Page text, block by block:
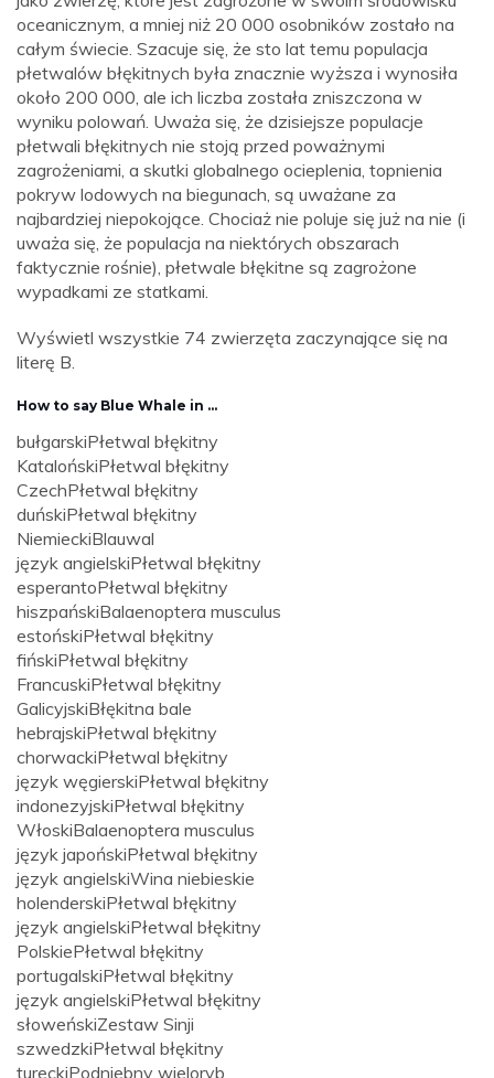
oceanicznym, a mniej niż 20 000 osobników zostało na
całym świecie. Szacuje się, że sto lat temu populacja
płetwalów błękitnych była znacznie wyższa i wynosiła
około 200 000, ale ich liczba została zniszczona w
wyniku polowań. Uważa się, że dzisiejsze populacje
płetwali błękitnych nie stoją przed poważnymi
zagrożeniami, a skutki globalnego ocieplenia, topnienia
pokryw lodowych na biegunach, są uważane za
najbardziej niepokojące. Chociaż nie poluje się już na nie (i
uważa się, że populacja na niektórych obszarach
faktycznie rośnie), płetwale błękitne są zagrożone
wypadkami ze statkami.
Wyświetl wszystkie 74 zwierzęta zaczynające się na
literę B.
How to say Blue Whale in ...
bułgarskiPłetwal błękitny
KatalońskiPłetwal błękitny
CzechPłetwal błękitny
duńskiPłetwal błękitny
NiemieckiBlauwal
język angielskiPłetwal błękitny
esperantoPłetwal błękitny
hiszpańskiBalaenoptera musculus
estońskiPłetwal błękitny
fińskiPłetwal błękitny
FrancuskiPłetwal błękitny
GalicyjskiBłękitna bale
hebrajskiPłetwal błękitny
chorwackiPłetwal błękitny
język węgierskiPłetwal błękitny
indonezyjskiPłetwal błękitny
WłoskiBalaenoptera musculus
język japońskiPłetwal błękitny
język angielskiWina niebieskie
holenderskiPłetwal błękitny
język angielskiPłetwal błękitny
PolskiePłetwal błękitny
portugalskiPłetwal błękitny
język angielskiPłetwal błękitny
słoweńskiZestaw Sinji
szwedzkiPłetwal błękitny
tureckiPodniebny wieloryb